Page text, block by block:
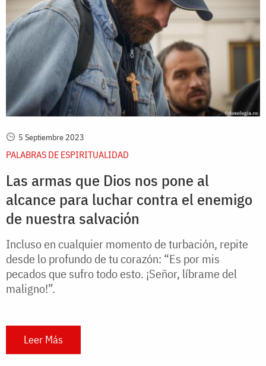
5 Septiembre 2023
PALABRAS DE ESPIRITUALIDAD
Las armas que Dios nos pone al
alcance para luchar contra el enemigo
de nuestra salvación
Incluso en cualquier momento de turbación, repite
desde lo profundo de tu corazón: “Es por mis
pecados que sufro todo esto. ¡Señor, líbrame del
maligno!”.
Leer Más